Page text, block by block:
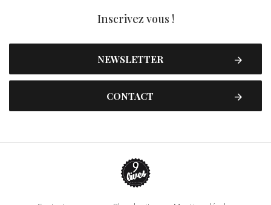
Inscrivez vous !
NEWSLETTER
CONTACT